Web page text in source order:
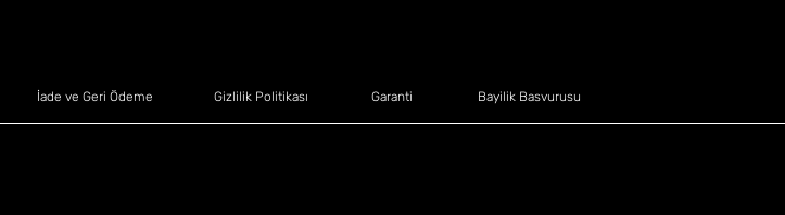
İade ve Geri Ödeme Gizlilik Politikası Garanti Bayilik Basvurusu